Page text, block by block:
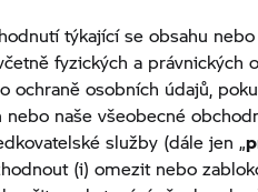
týkající se obsahu
fyzických a právnických
ochraně osobních údajů,
naše všeobecné
služby (dále jen „
(i) omezit nebo